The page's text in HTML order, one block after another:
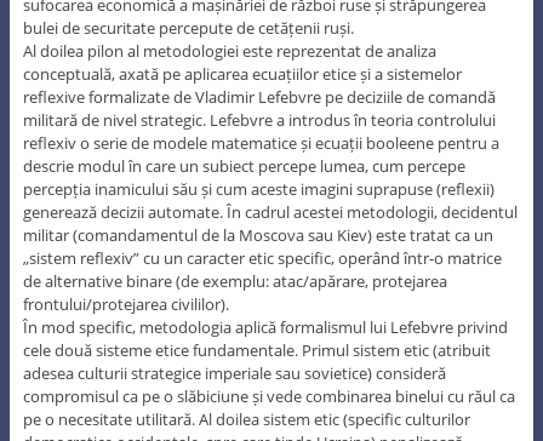
sufocarea economică a mașinăriei de război ruse și străpungerea
bulei de securitate percepute de cetățenii ruși.
Al doilea pilon al metodologiei este reprezentat de analiza
conceptuală, axată pe aplicarea ecuațiilor etice și a sistemelor
reflexive formalizate de Vladimir Lefebvre pe deciziile de comandă
militară de nivel strategic. Lefebvre a introdus în teoria controlului
reflexiv o serie de modele matematice și ecuații booleene pentru a
descrie modul în care un subiect percepe lumea, cum percepe
percepția inamicului său și cum aceste imagini suprapuse (reflexii)
generează decizii automate. În cadrul acestei metodologii, decidentul
militar (comandamentul de la Moscova sau Kiev) este tratat ca un
„sistem reflexiv” cu un caracter etic specific, operând într-o matrice
de alternative binare (de exemplu: atac/apărare, protejarea
frontului/protejarea civililor).
În mod specific, metodologia aplică formalismul lui Lefebvre privind
cele două sisteme etice fundamentale. Primul sistem etic (atribuit
adesea culturii strategice imperiale sau sovietice) consideră
compromisul ca pe o slăbiciune și vede combinarea binelui cu răul ca
pe o necesitate utilitară. Al doilea sistem etic (specific culturilor